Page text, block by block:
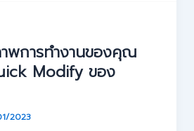
พการทำงานของคุณ
Modify ของ
2023